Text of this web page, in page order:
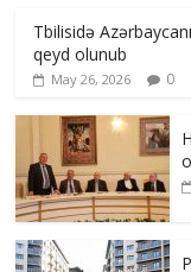
Tbilisidə
qeyd olunub
May 26, 2026 0